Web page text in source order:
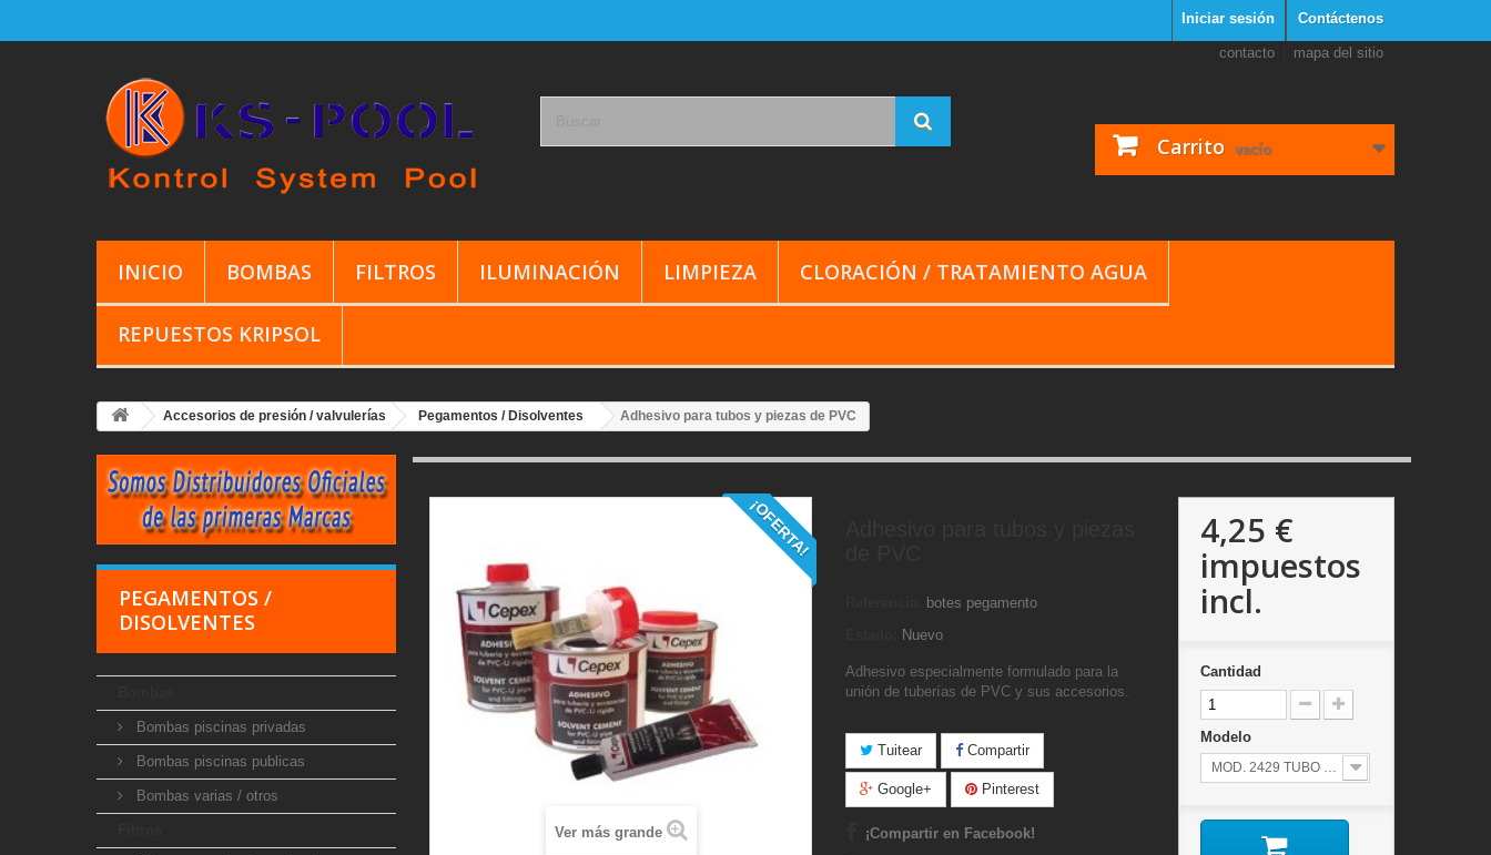
Contáctenos
Iniciar sesión
contacto mapa del sitio
Carrito vacío
INICIO BOMBAS FILTROS ILUMINACIÓN LIMPIEZA CLORACIÓN / TRATAMIENTO AGUA
REPUESTOS KRIPSOL
Accesorios de presión / valvulerías Pegamentos / Disolventes Adhesivo para tubos y piezas de PVC
PEGAMENTOS /
DISOLVENTES
Bombas piscinas privadas
Bombas piscinas publicas
Bombas varias / otros
¡OFERTA!
Ver más grande
botes pegamento
Nuevo
Adhesivo especialmente formulado para la
unión de tuberías de PVC y sus accesorios.
Tuitear Compartir
Google+ Pinterest
¡Compartir en Facebook!
4,25 €
impuestos
incl.
Cantidad
Modelo
MOD. 2429 TUBO 125ML